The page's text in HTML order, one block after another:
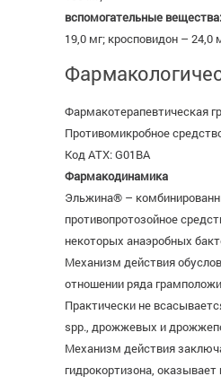
вспомогательные вещества:
19,0 мг; кросповидон – 24,0
Фармакотерапевтическая
Противомикробное
Код АТХ: G01BA
Фармакодинамика
Эльжина® –
противопротозойное
некоторых анаэробных
Механизм действия
отношении ряда
Практически не
spp., дрожжевых и
Механизм действия
гидрокортизона,